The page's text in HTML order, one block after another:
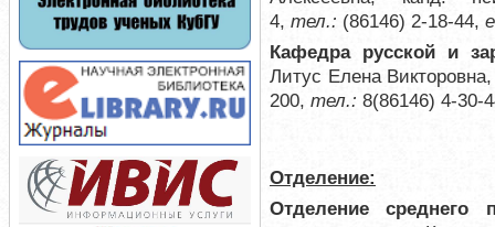
4, тел.: (86146) 2-18-44,
Кафедра русской и
Литус Елена
200, тел.: 8(86146) 4-30-
Отделение:
Отделение среднего